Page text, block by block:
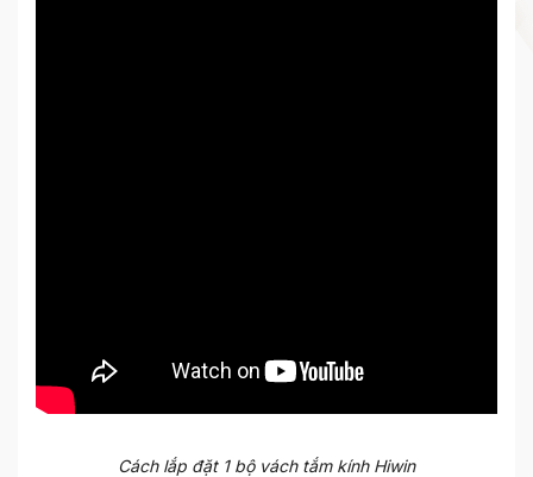
Cách lắp đặt 1 bộ vách tắm kính Hiwin